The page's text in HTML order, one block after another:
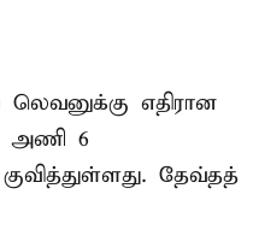
எதிரான
அணி 6
தேவ்தத்